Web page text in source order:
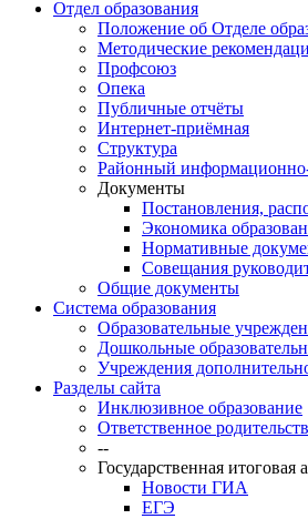
Отдел образования
Положение об Отделе
Методические
Профсоюз
Опека
Публичные отчёты
Интернет-приёмная
Структура
Районный
Документы
Постановления,
Экономика
Нормативные
Совещания
Общие документы
Система образования
Образовательные
Дошкольные
Учреждения
Разделы сайта
Инклюзивное образование
Ответственное
--
Государственная итоговая
Новости ГИА
ЕГЭ